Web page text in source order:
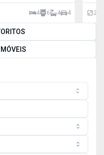
4 6 4 4 245